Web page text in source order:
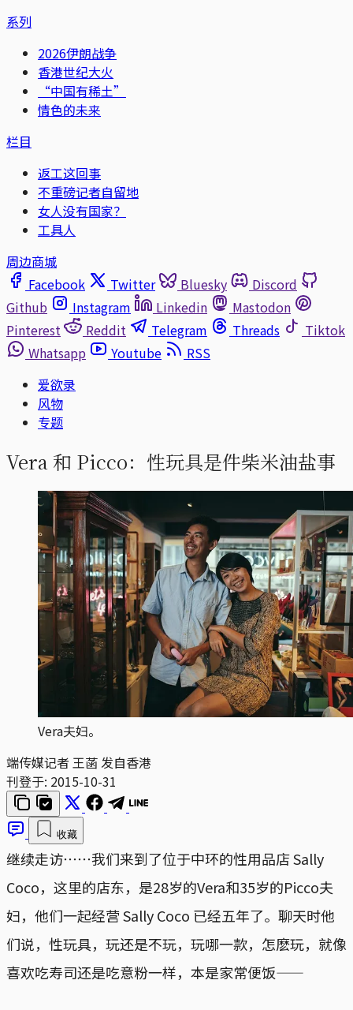
系列
2026伊朗战争
香港世纪大火
“中国有稀土”
情色的未来
栏目
返工这回事
不重磅记者自留地
女人没有国家？
工具人
周边商城
Facebook
Twitter Bluesky
Discord
Github
Instagram Linkedin
Mastodon
Pinterest
Reddit Telegram Threads
Tiktok
Whatsapp
Youtube
RSS
爱欲录
风物
专题
Vera 和 Picco：性玩具是件柴米油盐事
Vera夫妇。
端传媒记者 王菡 发自香港
刊登于: 2015-10-31
收藏
继续走访⋯⋯我们来到了位于中环的性用品店 Sally
Coco，这里的店东，是28岁的Vera和35岁的Picco夫
妇，他们一起经营 Sally Coco 已经五年了。聊天时他
们说，性玩具，玩还是不玩，玩哪一款，怎麽玩，就像
喜欢吃寿司还是吃意粉一样，本是家常便饭——